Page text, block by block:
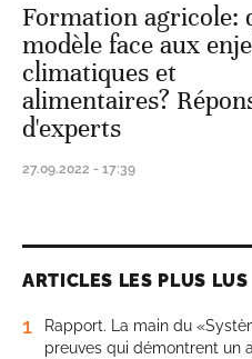
Formation agricole:
modèle face aux
climatiques et
alimentaires?
d'experts
27.09.2022 - 17:39
ARTICLES LES PLUS LUS
1
Rapport. La main du
preuves qui démontrent un